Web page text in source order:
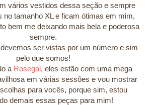
vários vestidos dessa seção e sempre
no tamanho XL e ficam ótimas em mim,
bem me deixando mais bela e poderosa
sempre.
ser vistas por um número e sim
pelo que somos!
a Rosegal, eles estão com uma mega
em várias sessões e vou mostrar
para vocês, porque sim, estou
demais essas peças para mim!